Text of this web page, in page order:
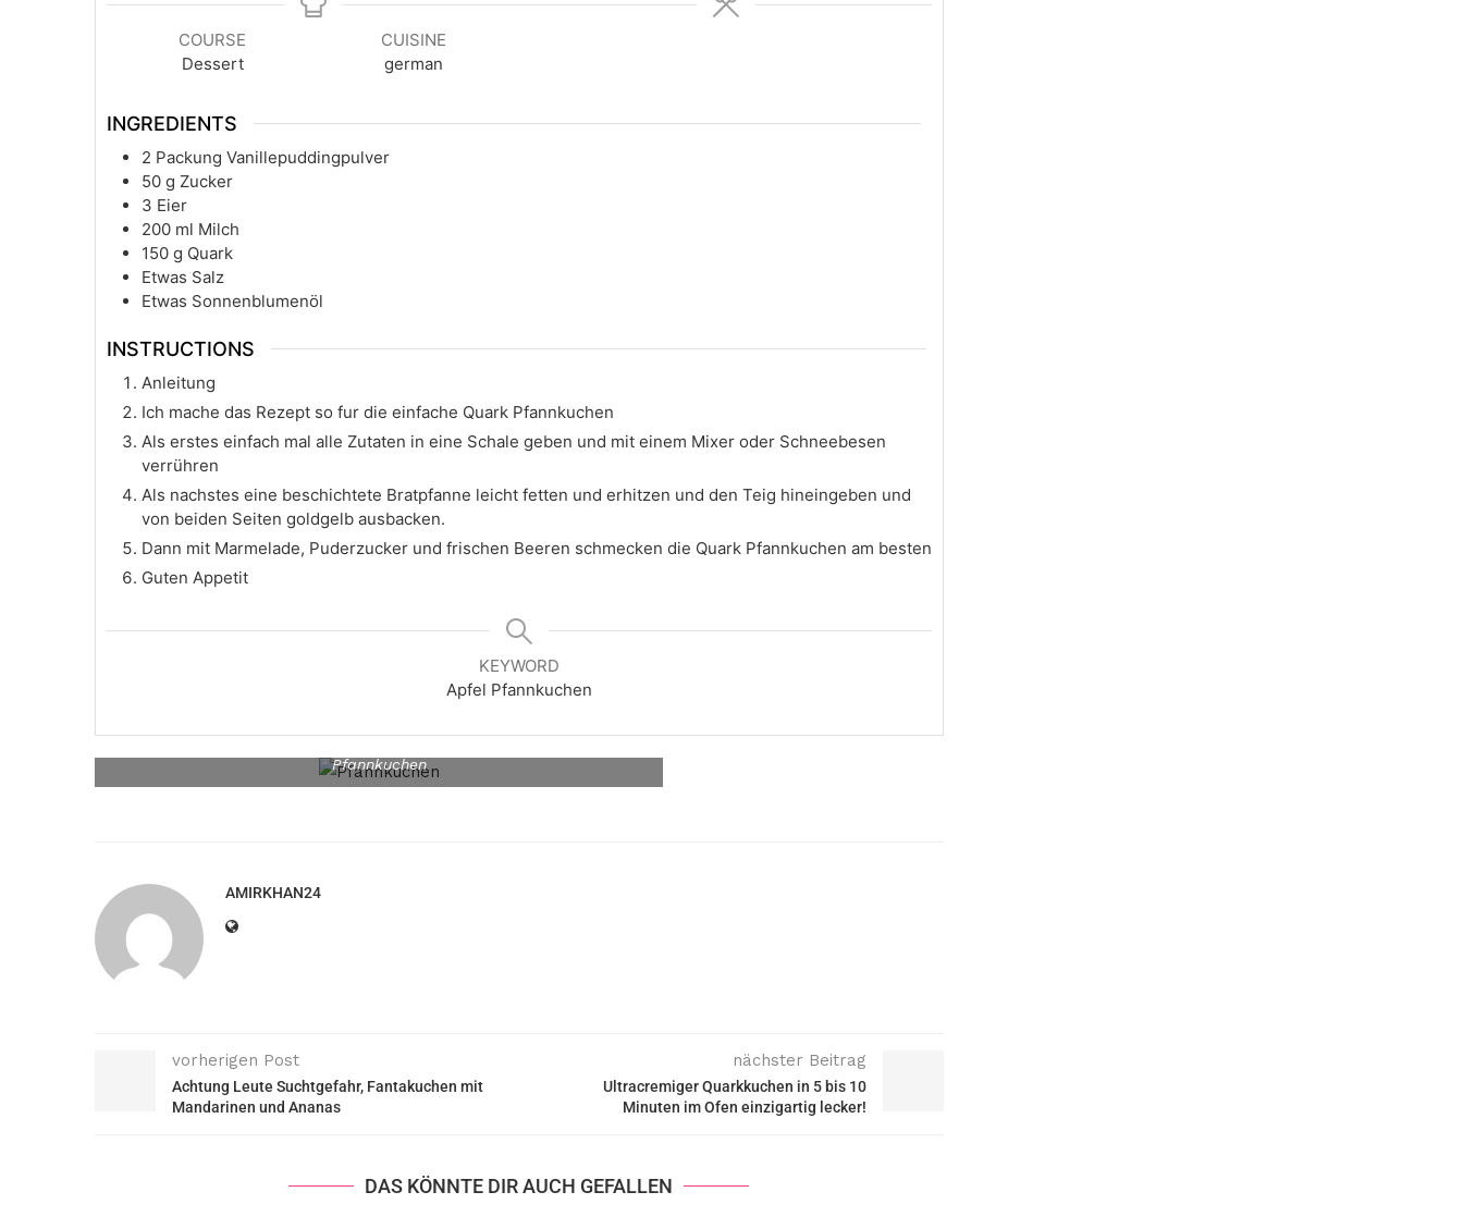
COURSE
Dessert
CUISINE
german
INGREDIENTS
2 Packung Vanillepuddingpulver
50 g Zucker
3 Eier
200 ml Milch
150 g Quark
Etwas Salz
Etwas Sonnenblumenöl
INSTRUCTIONS
Anleitung
Ich mache das Rezept so fur die einfache Quark Pfannkuchen
Als erstes einfach mal alle Zutaten in eine Schale geben und mit einem Mixer oder Schneebesen
verrühren
Als nachstes eine beschichtete Bratpfanne leicht fetten und erhitzen und den Teig hineingeben und
von beiden Seiten goldgelb ausbacken.
Dann mit Marmelade, Puderzucker und frischen Beeren schmecken die Quark Pfannkuchen am besten
Guten Appetit
KEYWORD
Apfel Pfannkuchen
Pfannkuchen
AMIRKHAN24
vorherigen Post
Achtung Leute Suchtgefahr, Fantakuchen mit
Mandarinen und Ananas
nächster Beitrag
Ultracremiger Quarkkuchen in 5 bis 10
Minuten im Ofen einzigartig lecker!
DAS KÖNNTE DIR AUCH GEFALLEN